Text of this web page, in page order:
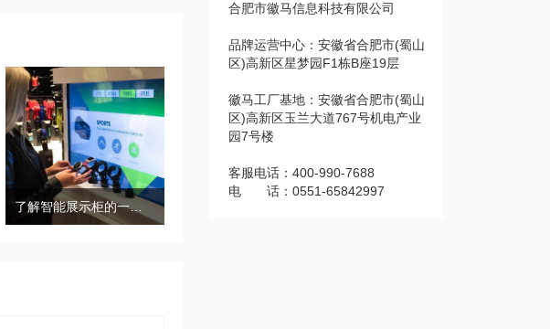
了解智能展示柜的一般结构
合肥市徽马信息科技有限公司
品牌运营中心：安徽省合肥市(蜀山
区)高新区星梦园F1栋B座19层
徽马工厂基地：安徽省合肥市(蜀山
区)高新区玉兰大道767号机电产业
园7号楼
客服电话：400-990-7688
电 话：0551-65842997